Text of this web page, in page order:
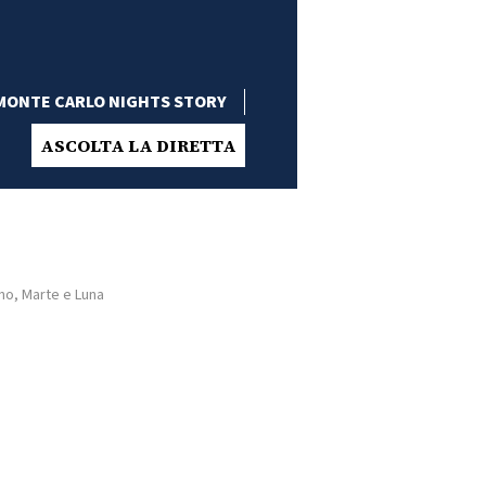
CARLO NIGHTS STORY
ASCOLTA LA DIRETTA
Marte e Luna